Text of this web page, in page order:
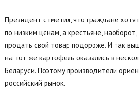
Президент отметил, что граждане
по низким ценам, а крестьяне,
продать свой товар подороже. И так
на тот же картофель оказались в
Беларуси. Поэтому производители
российский рынок.